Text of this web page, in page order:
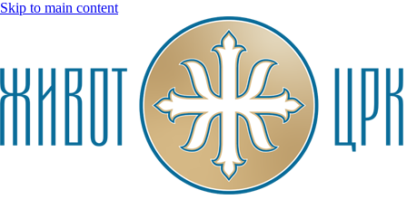
Skip to main content